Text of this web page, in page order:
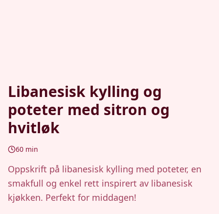
Libanesisk kylling og
poteter med sitron og
hvitløk
60 min
Oppskrift på libanesisk kylling med poteter, en
smakfull og enkel rett inspirert av libanesisk
kjøkken. Perfekt for middagen!